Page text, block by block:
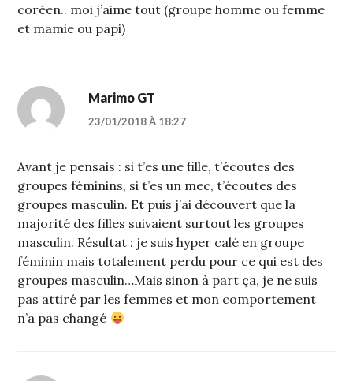
coréen.. moi j’aime tout (groupe homme ou femme
et mamie ou papi)
Marimo GT
23/01/2018 À 18:27
Avant je pensais : si t’es une fille, t’écoutes des
groupes féminins, si t’es un mec, t’écoutes des
groupes masculin. Et puis j’ai découvert que la
majorité des filles suivaient surtout les groupes
masculin. Résultat : je suis hyper calé en groupe
féminin mais totalement perdu pour ce qui est des
groupes masculin…Mais sinon à part ça, je ne suis
pas attiré par les femmes et mon comportement
n’a pas changé